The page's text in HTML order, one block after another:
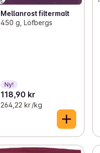
Mellanrost filtermalt
450 g, Löfbergs
Ny!
118,90 kr
264,22 kr /kg